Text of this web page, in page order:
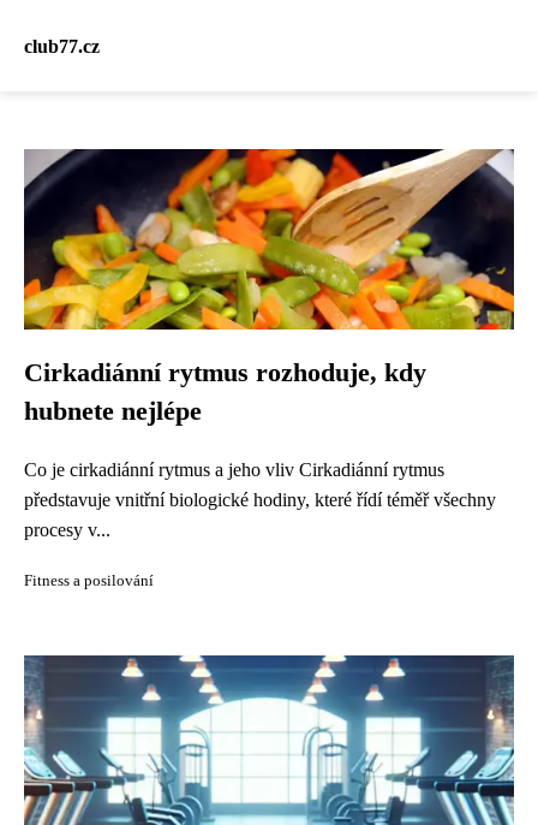
club77.cz
Cirkadiánní rytmus rozhoduje, kdy
hubnete nejlépe
Co je cirkadiánní rytmus a jeho vliv Cirkadiánní rytmus
představuje vnitřní biologické hodiny, které řídí téměř všechny
procesy v...
Fitness a posilování